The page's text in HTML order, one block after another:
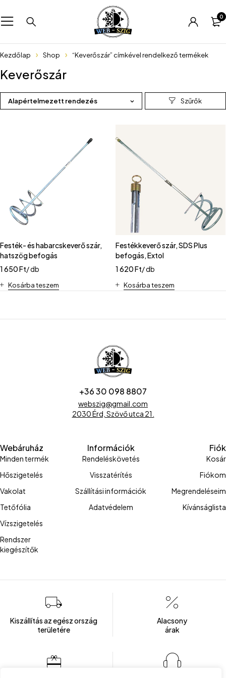
0
Kezdőlap Shop “Keverőszár” címkével rendelkező termékek
Keverőszár
Alapértelmezett rendezés
Festék- és habarcskeverő szár,
hatszög befogás
1 650Ft/ db
Kosárba teszem
Festékkeverő szár, SDS Plus
befogás, Extol
1 620Ft/ db
Kosárba teszem
+36 30 098 8807
webszig@gmail.com
2030 Érd, Szövő utca 21.
Webáruház
Minden termék
Hőszigetelés
Vakolat
Tetőfólia
Vízszigetelés
Rendszer
kiegészítők
Információk
Rendeléskövetés
Visszatérítés
Szállítási információk
Adatvédelem
Fiók
Kosár
Fiókom
Megrendeléseim
Kívánságlista
Kiszállítás az egész ország
területére
Alacsony
árak